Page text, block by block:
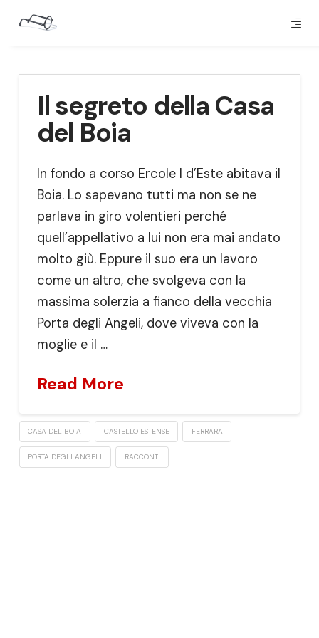
Il segreto della Casa
del Boia
In fondo a corso Ercole I d’Este abitava il
Boia. Lo sapevano tutti ma non se ne
parlava in giro volentieri perché
quell’appellativo a lui non era mai andato
molto giù. Eppure il suo era un lavoro
come un altro, che svolgeva con la
massima solerzia a fianco della vecchia
Porta degli Angeli, dove viveva con la
moglie e il …
Read More
CASA DEL BOIA CASTELLO ESTENSE FERRARA
PORTA DEGLI ANGELI RACCONTI